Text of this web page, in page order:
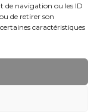
de navigation ou les ID
de retirer son
caractéristiques